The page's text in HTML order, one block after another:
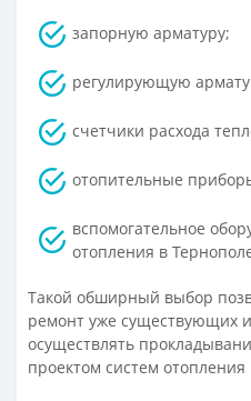
запорную арматуру;
регулирующую
счетчики расхода
отопительные
вспомогательное
отопления в
Такой обширный выбор
ремонт уже существующих
осуществлять
проектом систем